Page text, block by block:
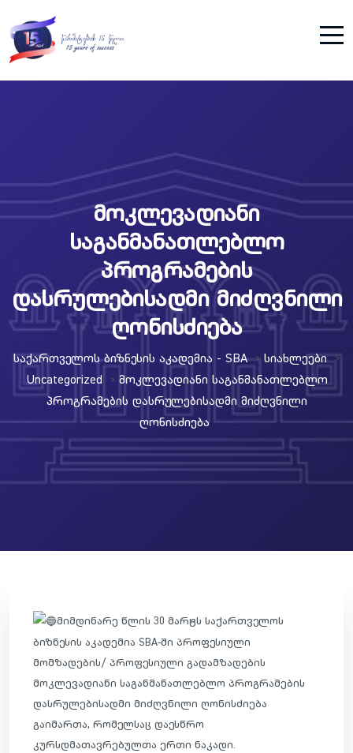
მოკლევადიანი
საგანმანათლებლო
პროგრამების
დასრულებისადმი მიძღვნილი
ღონისძიება
Საქართველოს Ბიზნესის Აკადემია - SBA > Სიახლეები >
Uncategorized > Მოკლევადიანი Საგანმანათლებლო
Პროგრამების Დასრულებისადმი Მიძღვნილი
Ღონისძიება
მიმდინარე წლის 30 მარტს საქართველოს
ბიზნესის აკადემია SBA-ში პროფესიული
მომზადების/ პროფესიული გადამზადების
მოკლევადიანი საგანმანათლებლო პროგრამების
დასრულებისადმი მიძღვნილი ღონისძიება
გაიმართა, რომელსაც დაესწრო
კურსდმათავრებულთა ერთი ნაკადი.